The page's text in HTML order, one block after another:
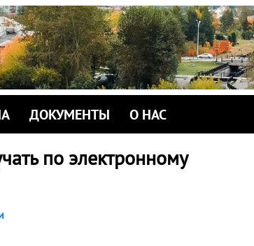
ДОКУМЕНТЫ О НАС
по электронному